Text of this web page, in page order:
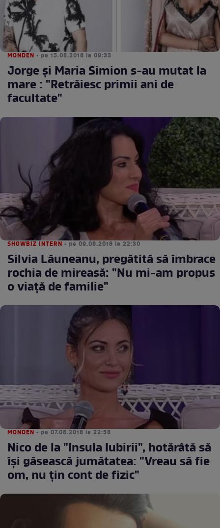
MONDEN • pe 15.08.2018 la 09:33
Jorge și Maria Simion s-au mutat la
mare : "Retrăiesc primii ani de
facultate"
SHOWBIZ INTERN • pe 09.08.2018 la 22:30
Silvia Lăuneanu, pregătită să îmbrace
rochia de mireasă: "Nu mi-am propus
o viaţă de familie"
MONDEN • pe 07.08.2018 la 22:58
Nico de la "Insula Iubirii", hotărâtă să
își găsească jumătatea: "Vreau să fie
om, nu țin cont de fizic"